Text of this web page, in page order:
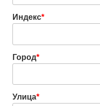
Индекс*
Город*
Улица*